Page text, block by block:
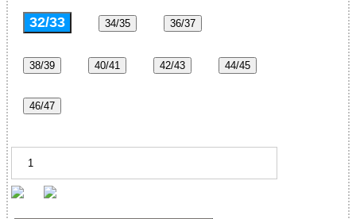
32/33 34/35 36/37
38/39 40/41 42/43 44/45
46/47